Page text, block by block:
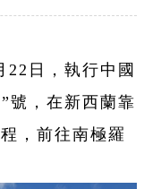
日，執行中國
號，在新西蘭靠
，前往南極羅